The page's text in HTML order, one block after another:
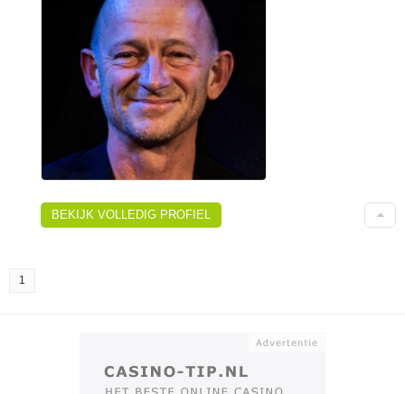
BEKIJK VOLLEDIG PROFIEL
1